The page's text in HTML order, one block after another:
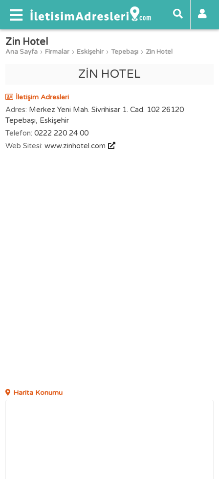
Zin Hotel
Ana Sayfa Firmalar Eskişehir Tepebaşı Zin Hotel
ZİN HOTEL
İletişim Adresleri
Adres: Merkez Yeni Mah. Sivrihisar 1. Cad. 102 26120
Tepebaşı, Eskişehir
Telefon: 0222 220 24 00
Web Sitesi: www.zinhotel.com
Harita Konumu